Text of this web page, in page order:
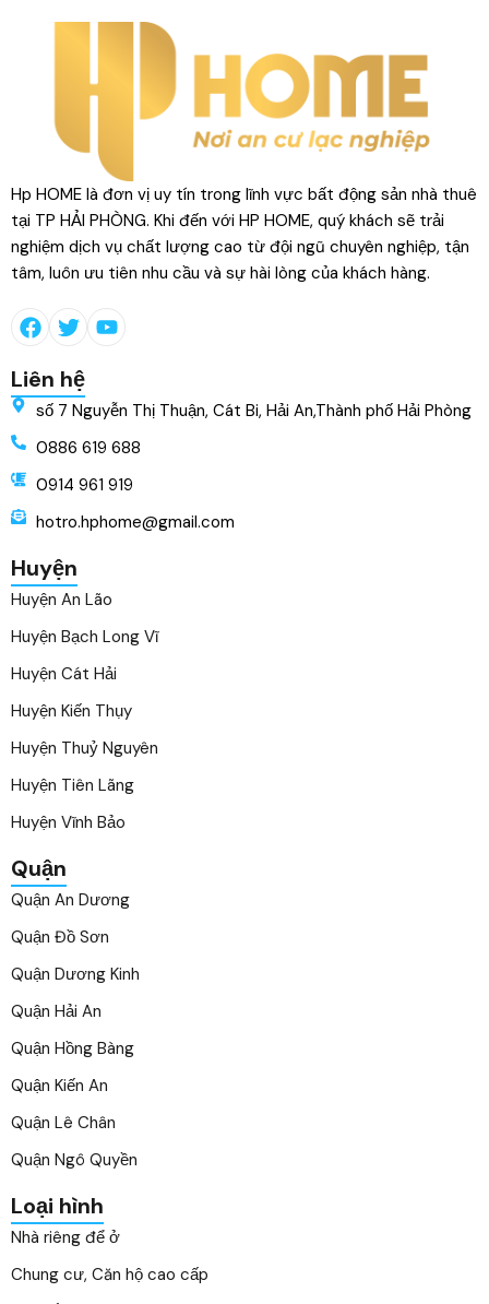
Hp HOME là đơn vị uy tín trong lĩnh vực bất động sản nhà thuê
tại TP HẢI PHÒNG. Khi đến với HP HOME, quý khách sẽ trải
nghiệm dịch vụ chất lượng cao từ đội ngũ chuyên nghiệp, tận
tâm, luôn ưu tiên nhu cầu và sự hài lòng của khách hàng.
Liên hệ
số 7 Nguyễn Thị Thuận, Cát Bi, Hải An,Thành phố Hải Phòng
0886 619 688
0914 961 919
hotro.hphome@gmail.com
Huyện
Huyện An Lão
Huyện Bạch Long Vĩ
Huyện Cát Hải
Huyện Kiến Thụy
Huyện Thuỷ Nguyên
Huyện Tiên Lãng
Huyện Vĩnh Bảo
Quận
Quận An Dương
Quận Đồ Sơn
Quận Dương Kinh
Quận Hải An
Quận Hồng Bàng
Quận Kiến An
Quận Lê Chân
Quận Ngô Quyền
Loại hình
Nhà riêng để ở
Chung cư, Căn hộ cao cấp